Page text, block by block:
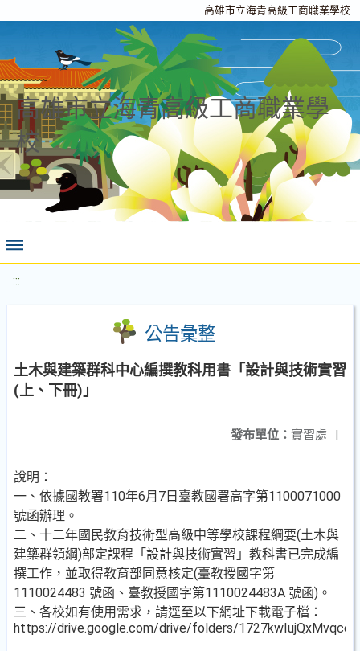
高雄市立海青高級工商職業學校
高雄市立海青高級工商職業學
校
:::
公告彙整
土木與建築群科中心編撰教科用書「設計與技術實習
(上、下冊)」
發布單位： 實習處 |
說明：
一、依據國教署110年6月7日臺教國署高字第1100071000
號函辦理。
二、十二年國民教育技術型高級中等學校課程綱要(土木與
建築群領綱)部定課程「設計與技術實習」教科書已完成編
撰工作，並取得教育部同意核定(臺教授國字第
1110024483 號函、臺教授國字第1110024483A 號函)。
三、各校如有使用需求，請逕至以下網址下載電子檔：
https://drive.google.com/drive/folders/